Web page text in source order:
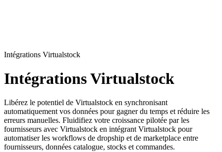
Intégrations Virtualstock
Intégrations Virtualstock
Libérez le potentiel de Virtualstock en synchronisant
automatiquement vos données pour gagner du temps et réduire les
erreurs manuelles. Fluidifiez votre croissance pilotée par les
fournisseurs avec Virtualstock en intégrant Virtualstock pour
automatiser les workflows de dropship et de marketplace entre
fournisseurs, données catalogue, stocks et commandes.